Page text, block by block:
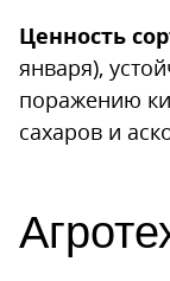
Ценность
января),
поражению
сахаров и